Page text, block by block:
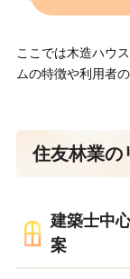
ここでは木造ハウ
ムの特徴や利用者
住友林業の
建築士中
案